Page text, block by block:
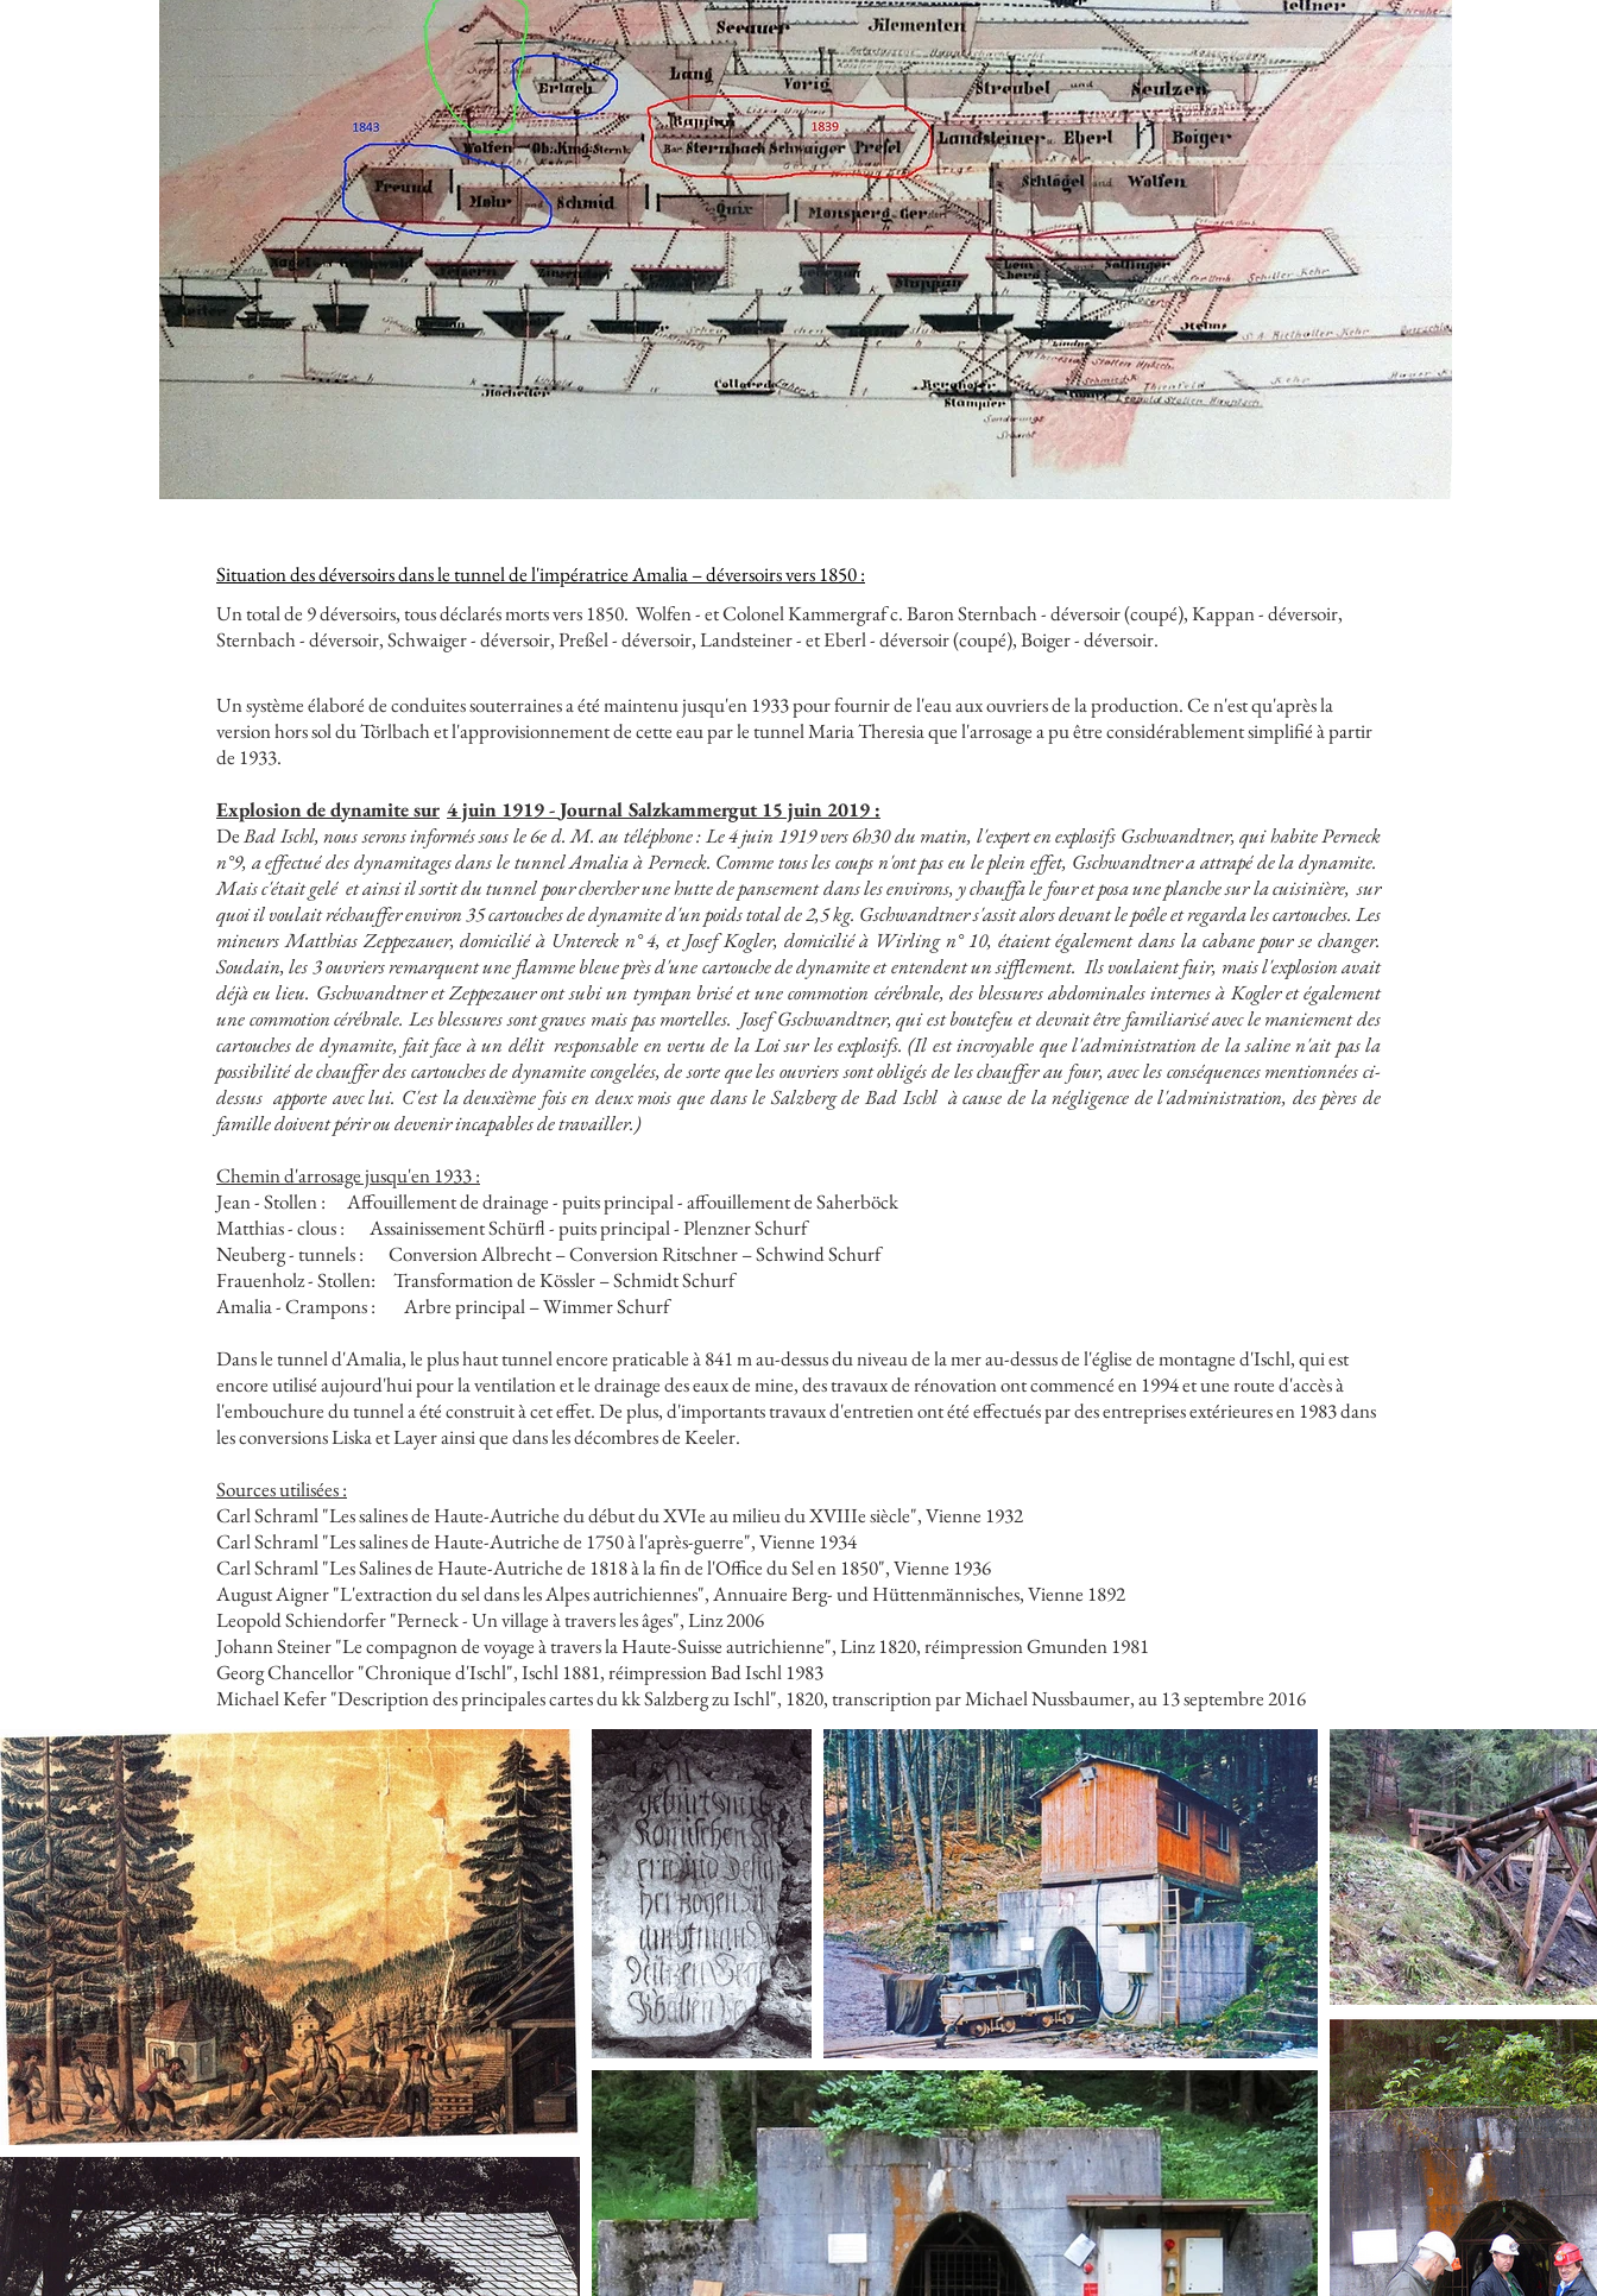
Situation des déversoirs dans le tunnel de l'impératrice Amalia – déversoirs vers 1850 :
Un total de 9 déversoirs, tous déclarés morts vers 1850. Wolfen - et Colonel Kammergraf c. Baron Sternbach - déversoir (coupé), Kappan - déversoir,
Sternbach - déversoir, Schwaiger - déversoir, Preßel - déversoir, Landsteiner - et Eberl - déversoir (coupé), Boiger - déversoir.
Un système élaboré de conduites souterraines a été maintenu jusqu'en 1933 pour fournir de l'eau aux ouvriers de la production. Ce n'est qu'après la
version hors sol du Törlbach et l'approvisionnement de cette eau par le tunnel Maria Theresia que l'arrosage a pu être considérablement simplifié à partir
de 1933.
Explosion de dynamite sur 4 juin 1919 -Journal Salzkammergut 15 juin 2019 :
DeBad Ischl, nous serons informés sous le 6e d. M. au téléphone : Le 4 juin 1919 vers 6h30 du matin, l'expert en explosifs Gschwandtner, qui habite Perneck
n°9, a effectué des dynamitages dans le tunnel Amalia à Perneck. Comme tous les coups n'ont pas eu le plein effet, Gschwandtner a attrapé de la dynamite.
Mais c'était gelé et ainsi il sortit du tunnel pour chercher une hutte de pansement dans les environs, y chauffa le four et posa une planche sur la cuisinière, sur
quoi il voulait réchauffer environ 35 cartouches de dynamite d'un poids total de 2,5 kg. Gschwandtner s'assit alors devant le poêle et regarda les cartouches. Les
mineurs Matthias Zeppezauer, domicilié à Untereck n° 4, et Josef Kogler, domicilié à Wirling n° 10, étaient également dans la cabane pour se changer.
Soudain, les 3 ouvriers remarquent une flamme bleue près d'une cartouche de dynamite et entendent un sifflement. Ils voulaient fuir, mais l'explosion avait
déjà eu lieu. Gschwandtner et Zeppezauer ont subi un tympan brisé et une commotion cérébrale, des blessures abdominales internes à Kogler et également
une commotion cérébrale. Les blessures sont graves mais pas mortelles. Josef Gschwandtner, qui est boutefeu et devrait être familiarisé avec le maniement des
cartouches de dynamite, fait face à un délit responsable en vertu de la Loi sur les explosifs. (Il est incroyable que l'administration de la saline n'ait pas la
possibilité de chauffer des cartouches de dynamite congelées, de sorte que les ouvriers sont obligés de les chauffer au four, avec les conséquences mentionnées ci-
dessus apporte avec lui. C'est la deuxième fois en deux mois que dans le Salzberg de Bad Ischl à cause de la négligence de l'administration, des pères de
famille doivent périr ou devenir incapables de travailler.)
Chemin d'arrosage jusqu'en 1933 :
Jean - Stollen :
Affouillement de drainage - puits principal - affouillement de Saherböck
Matthias - clous :
Assainissement Schürfl - puits principal - Plenzner Schurf
Neuberg - tunnels :
Conversion Albrecht – Conversion Ritschner – Schwind Schurf
Frauenholz - Stollen:
Transformation de Kössler – Schmidt Schurf
Amalia - Crampons :
Arbre principal – Wimmer Schurf
Dans le tunnel d'Amalia, le plus haut tunnel encore praticable à 841 m au-dessus du niveau de la mer au-dessus de l'église de montagne d'Ischl, qui est
encore utilisé aujourd'hui pour la ventilation et le drainage des eaux de mine, des travaux de rénovation ont commencé en 1994 et une route d'accès à
l'embouchure du tunnel a été construit à cet effet. De plus, d'importants travaux d'entretien ont été effectués par des entreprises extérieures en 1983 dans
les conversions Liska et Layer ainsi que dans les décombres de Keeler.
Sources utilisées :
Carl Schraml "Les salines de Haute-Autriche du début du XVIe au milieu du XVIIIe siècle", Vienne 1932
Carl Schraml "Les salines de Haute-Autriche de 1750 à l'après-guerre", Vienne 1934
Carl Schraml "Les Salines de Haute-Autriche de 1818 à la fin de l'Office du Sel en 1850", Vienne 1936
August Aigner "L'extraction du sel dans les Alpes autrichiennes", Annuaire Berg- und Hüttenmännisches, Vienne 1892
Leopold Schiendorfer "Perneck - Un village à travers les âges", Linz 2006
Johann Steiner "Le compagnon de voyage à travers la Haute-Suisse autrichienne", Linz 1820, réimpression Gmunden 1981
Georg Chancellor "Chronique d'Ischl", Ischl 1881, réimpression Bad Ischl 1983
Michael Kefer "Description des principales cartes du kk Salzberg zu Ischl", 1820, transcription par Michael Nussbaumer, au 13 septembre 2016